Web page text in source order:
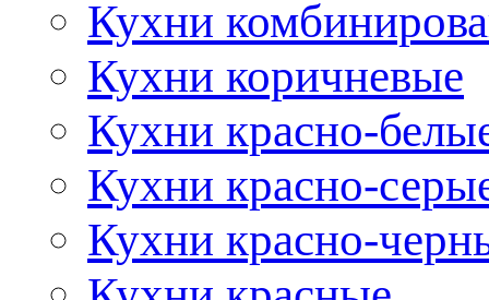
Кухни
Кухни коричневые
Кухни красно-
Кухни красно-
Кухни красно-